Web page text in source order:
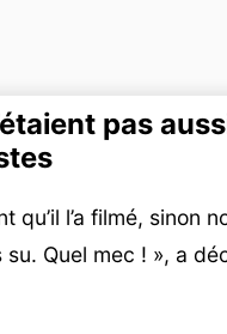
pas
qu’il l’a filmé, sinon
su. Quel mec ! », a